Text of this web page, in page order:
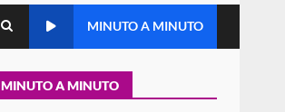
MINUTO A MINUTO
MINUTO A MINUTO
Avanza con orden y
tranquilidad el proceso
electoral extraordinario de
7 agosto 2026